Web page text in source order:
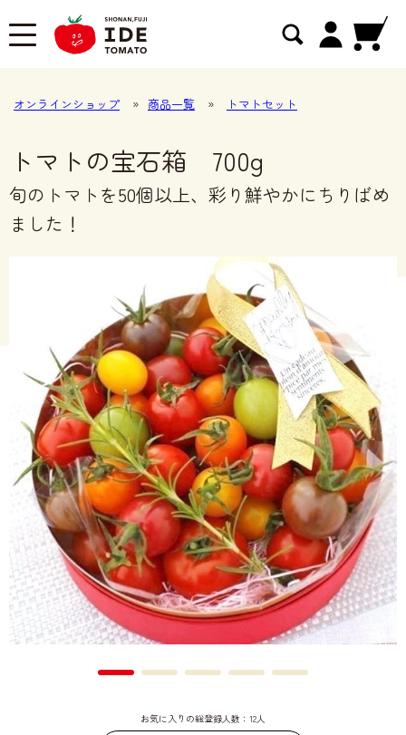
オンラインショップ » 商品一覧 » トマトセット
トマトの宝石箱 700g
旬のトマトを50個以上、彩り鮮やかにちりばめ
ました！
お気に入りの総登録人数：12人